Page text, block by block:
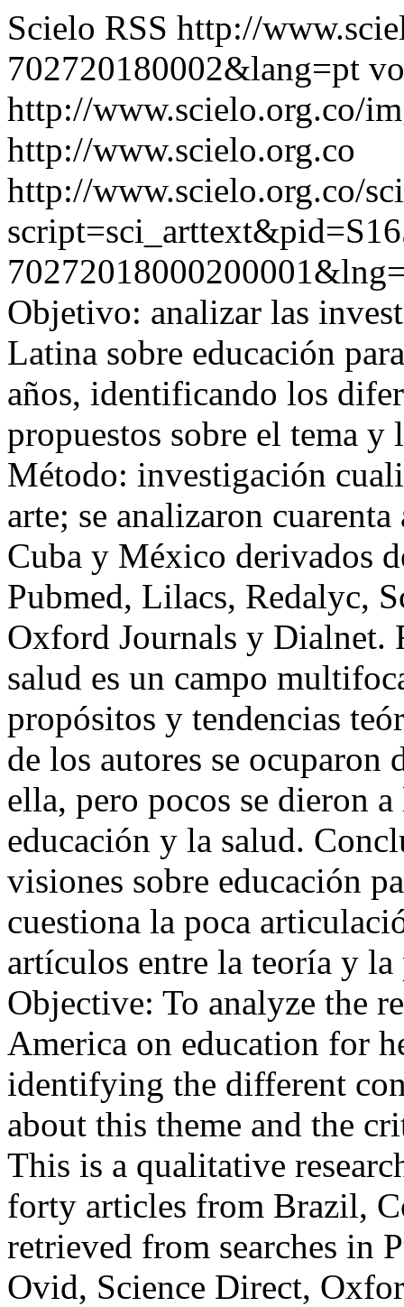
Scielo RSS http://
702720180002&lang=pt
http://www.scielo.org.co/
http://www.scielo.org.co
http://www.scielo.org.co/
Objetivo: analizar las
Latina sobre educación
años, identificando los
propuestos sobre el tema
Método: investigación
arte; se analizaron
Cuba y México derivados
Pubmed, Lilacs, Redalyc,
Oxford Journals y Dialnet.
salud es un campo
propósitos y tendencias
de los autores se ocuparon
ella, pero pocos se dieron
educación y la salud.
visiones sobre educación
cuestiona la poca
artículos entre la teoría y
Objective: To analyze the
America on education for
identifying the different
about this theme and the
This is a qualitative
forty articles from Brazil,
retrieved from searches in
Ovid, Science Direct,